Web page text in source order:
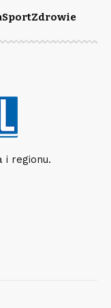
SportZdrowie
i regionu.